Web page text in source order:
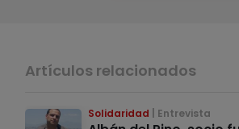
Artículos relacionados
Solidaridad Entrevista